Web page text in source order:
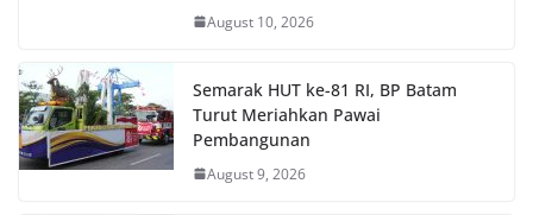
August 10, 2026
Semarak HUT ke-81 RI, BP Batam
Turut Meriahkan Pawai
Pembangunan
August 9, 2026